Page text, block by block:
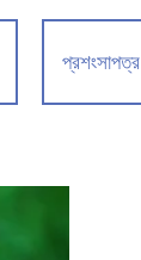
প্রশংসাপত্র